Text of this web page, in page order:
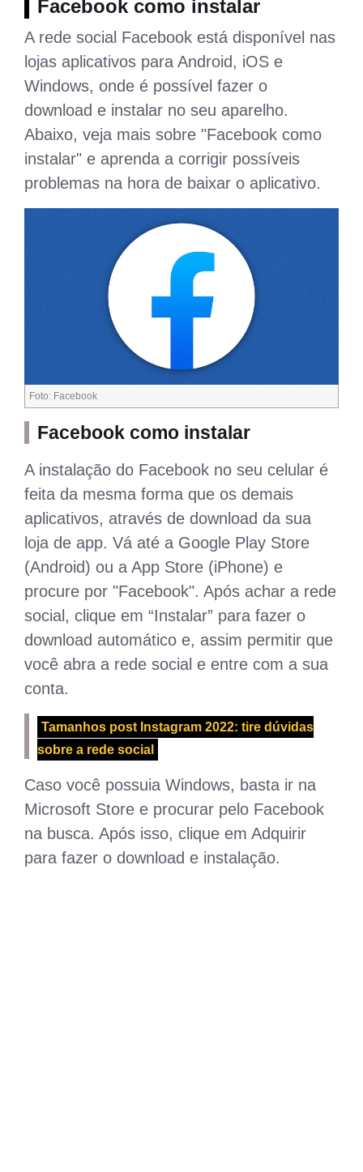
Facebook como instalar
A rede social Facebook está disponível nas
lojas aplicativos para Android, iOS e
Windows, onde é possível fazer o
download e instalar no seu aparelho.
Abaixo, veja mais sobre "Facebook como
instalar" e aprenda a corrigir possíveis
problemas na hora de baixar o aplicativo.
Foto: Facebook
Facebook como instalar
A instalação do Facebook no seu celular é
feita da mesma forma que os demais
aplicativos, através de download da sua
loja de app. Vá até a Google Play Store
(Android) ou a App Store (iPhone) e
procure por "Facebook". Após achar a rede
social, clique em “Instalar” para fazer o
download automático e, assim permitir que
você abra a rede social e entre com a sua
conta.
Tamanhos post Instagram 2022: tire dúvidas
sobre a rede social
Caso você possuia Windows, basta ir na
Microsoft Store e procurar pelo Facebook
na busca. Após isso, clique em Adquirir
para fazer o download e instalação.